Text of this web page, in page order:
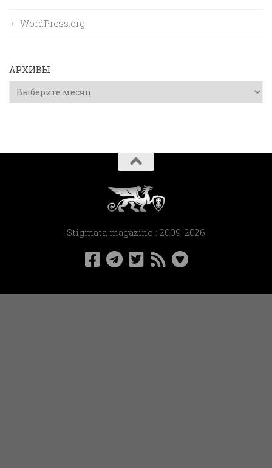
WordPress.org
АРХИВЫ
Архивы
Stigmata magazine : 2009-2026